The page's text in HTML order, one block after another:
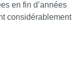
en fin d’années
considérablement